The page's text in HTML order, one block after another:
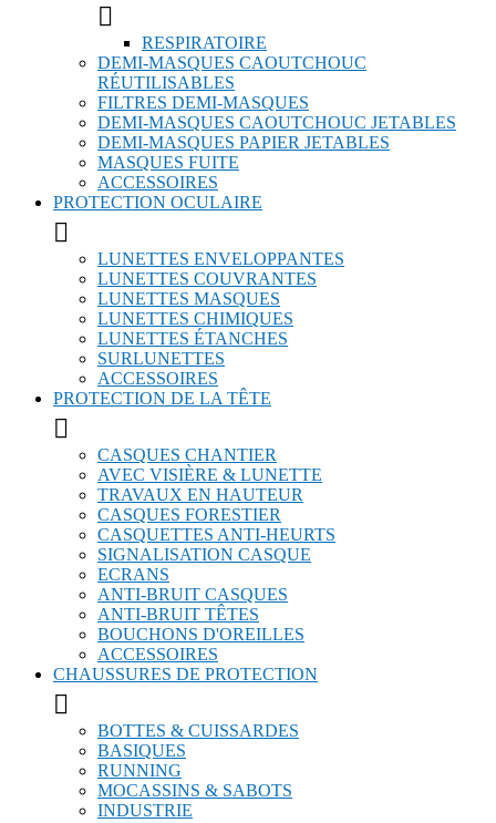

RESPIRATOIRE
DEMI-MASQUES CAOUTCHOUC
RÉUTILISABLES
FILTRES DEMI-MASQUES
DEMI-MASQUES CAOUTCHOUC JETABLES
DEMI-MASQUES PAPIER JETABLES
MASQUES FUITE
ACCESSOIRES
PROTECTION OCULAIRE

LUNETTES ENVELOPPANTES
LUNETTES COUVRANTES
LUNETTES MASQUES
LUNETTES CHIMIQUES
LUNETTES ÉTANCHES
SURLUNETTES
ACCESSOIRES
PROTECTION DE LA TÊTE

CASQUES CHANTIER
AVEC VISIÈRE & LUNETTE
TRAVAUX EN HAUTEUR
CASQUES FORESTIER
CASQUETTES ANTI-HEURTS
SIGNALISATION CASQUE
ECRANS
ANTI-BRUIT CASQUES
ANTI-BRUIT TÊTES
BOUCHONS D'OREILLES
ACCESSOIRES
CHAUSSURES DE PROTECTION

BOTTES & CUISSARDES
BASIQUES
RUNNING
MOCASSINS & SABOTS
INDUSTRIE